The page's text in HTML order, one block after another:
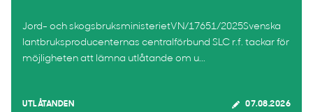
Jord- och skogsbruksministerietVN/17651/2025Svenska
lantbruksproducenternas centralförbund SLC r.f. tackar för
möjligheten att lämna utlåtande om u...
UTLÅTANDEN 07.08.2026